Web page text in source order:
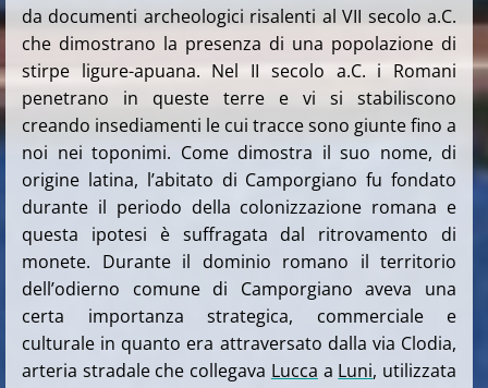
da documenti archeologici risalenti al VII secolo a.C.
che dimostrano la presenza di una popolazione di
stirpe ligure-apuana. Nel II secolo a.C. i Romani
penetrano in queste terre e vi si stabiliscono
creando insediamenti le cui tracce sono giunte fino a
noi nei toponimi. Come dimostra il suo nome, di
origine latina, l’abitato di Camporgiano fu fondato
durante il periodo della colonizzazione romana e
questa ipotesi è suffragata dal ritrovamento di
monete. Durante il dominio romano il territorio
dell’odierno comune di Camporgiano aveva una
certa importanza strategica, commerciale e
culturale in quanto era attraversato dalla via Clodia,
arteria stradale che collegava Lucca a Luni, utilizzata